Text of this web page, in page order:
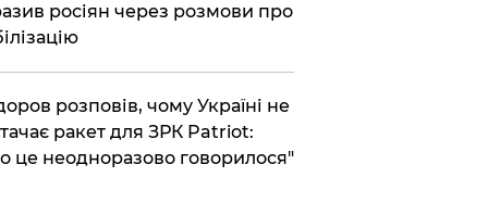
росіян через розмови про
розповів, чому Україні не
ракет для ЗРК Patriot:
це неодноразово говорилося"